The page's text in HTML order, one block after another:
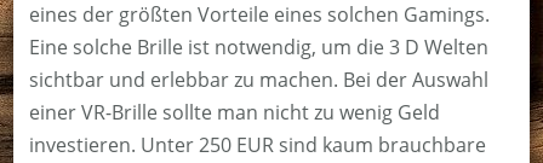
eines der größten Vorteile eines solchen Gamings.
Eine solche Brille ist notwendig, um die 3 D Welten
sichtbar und erlebbar zu machen. Bei der Auswahl
einer VR-Brille sollte man nicht zu wenig Geld
investieren. Unter 250 EUR sind kaum brauchbare